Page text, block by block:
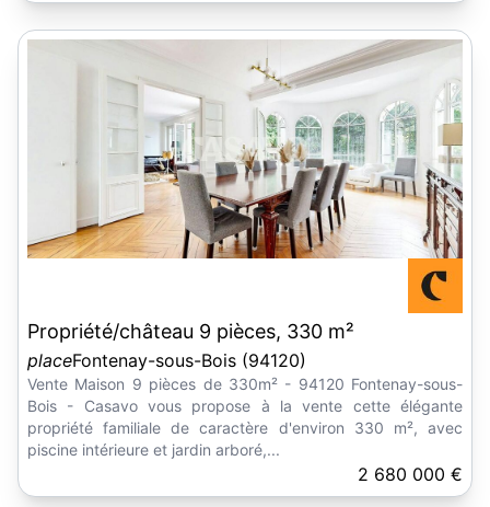
Propriété/château 9 pièces, 330 m²
placeFontenay-sous-Bois (94120)
Vente Maison 9 pièces de 330m² - 94120 Fontenay-sous-
Bois - Casavo vous propose à la vente cette élégante
propriété familiale de caractère d'environ 330 m², avec
piscine intérieure et jardin arboré,...
2 680 000 €